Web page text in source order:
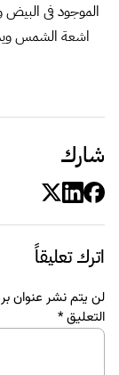
الموجود فى البيض
اشعة الشمس
شارك
اترك تعليقاً
لن يتم نشر عنوان
التعليق*